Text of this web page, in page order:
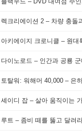
렉크리에이션 2 – 차량 충돌
아키에이지 크로니클 – 원
다이노로드 – 인간과 공룡
토탈워: 워해머 40,000 – 은
셰이디 잡 – 살아 움직이는
루트 – 좀비 떼를 뚫고 달려